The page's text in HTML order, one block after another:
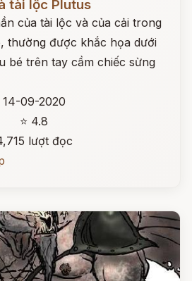
tài lộc Plutus
của tài lộc và của cải trong
thường được khắc họa dưới
bé trên tay cầm chiếc sừng
14-09-2020
⭐ 4.8
lượt đọc